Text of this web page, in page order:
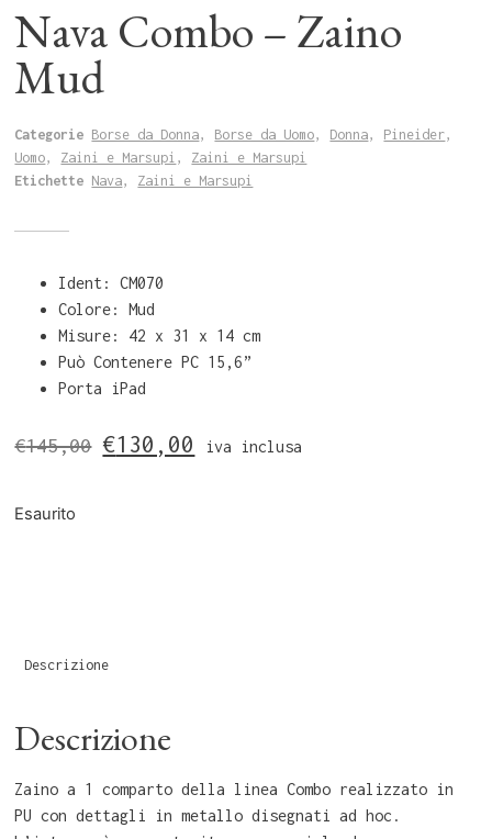
Nava Combo – Zaino
Mud
Categorie Borse da Donna, Borse da Uomo, Donna, Pineider,
Uomo, Zaini e Marsupi , Zaini e Marsupi
Etichette Nava, Zaini e Marsupi
Ident: CM070
Colore: Mud
Misure: 42 x 31 x 14 cm
Può Contenere PC 15,6”
Porta iPad
€145,00 €130,00 iva inclusa
Esaurito
Descrizione
Descrizione
Zaino a 1 comparto della linea Combo realizzato in
PU con dettagli in metallo disegnati ad hoc.